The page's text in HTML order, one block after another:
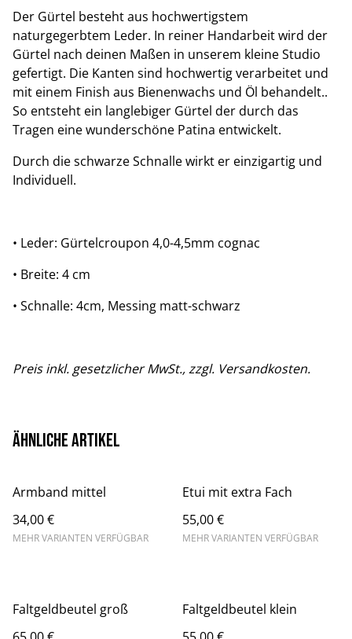
Der Gürtel besteht aus hochwertigstem
naturgegerbtem Leder. In reiner Handarbeit wird der
Gürtel nach deinen Maßen in unserem kleine Studio
gefertigt. Die Kanten sind hochwertig verarbeitet und
mit einem Finish aus Bienenwachs und Öl behandelt..
So entsteht ein langlebiger Gürtel der durch das
Tragen eine wunderschöne Patina entwickelt.
Durch die schwarze Schnalle wirkt er einzigartig und
Individuell.
• Leder: Gürtelcroupon 4,0-4,5mm cognac
• Breite: 4 cm
• Schnalle: 4cm, Messing matt-schwarz
Preis inkl. gesetzlicher MwSt., zzgl. Versandkosten.
Ähnliche Artikel
Armband mittel
34,00 €
MEHR VARIANTEN VERFÜGBAR
Etui mit extra Fach
55,00 €
MEHR VARIANTEN VERFÜGBAR
Faltgeldbeutel groß
Faltgeldbeutel klein